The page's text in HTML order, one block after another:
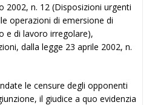
2002, n. 12 (Disposizioni urgenti
operazioni di emersione di
e di lavoro irregolare),
dalla legge 23 aprile 2002, n.
le censure degli opponenti
il giudice a quo evidenzia